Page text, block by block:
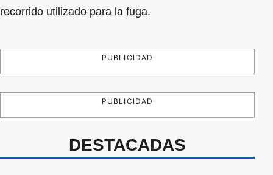
recorrido utilizado para la fuga.
PUBLICIDAD
PUBLICIDAD
DESTACADAS